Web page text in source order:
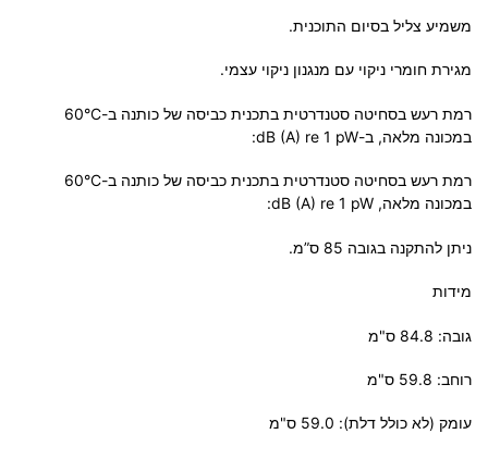
משמיע צליל בסיום התוכנית.
מגירת חומרי ניקוי עם מנגנון ניקוי עצמי.
רמת רעש בסחיטה סטנדרטית בתכנית כביסה של כותנה ב-60°C
במכונה מלאה, ב-dB (A) re 1 pW:‏
רמת רעש בסחיטה סטנדרטית בתכנית כביסה של כותנה ב-60°C
במכונה מלאה, dB (A) re 1 pW:‏
ניתן להתקנה בגובה 85 ס”מ.
מידות
גובה: 84.8 ס"מ
רוחב: 59.8 ס"מ
עומק (לא כולל דלת): 59.0 ס"מ